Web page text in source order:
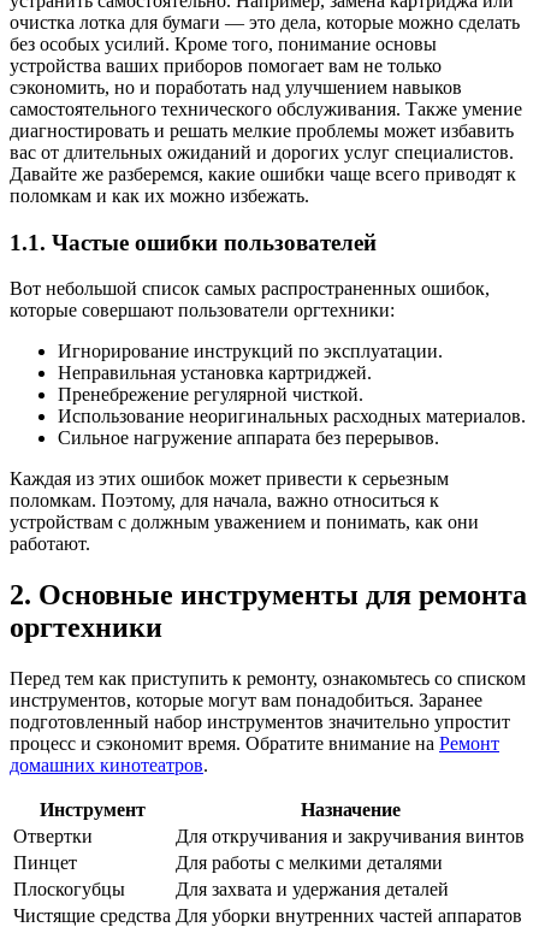
очистка лотка для бумаги — это дела, которые можно сделать
без особых усилий. Кроме того, понимание основы
устройства ваших приборов помогает вам не только
сэкономить, но и поработать над улучшением навыков
самостоятельного технического обслуживания. Также умение
диагностировать и решать мелкие проблемы может избавить
вас от длительных ожиданий и дорогих услуг специалистов.
Давайте же разберемся, какие ошибки чаще всего приводят к
поломкам и как их можно избежать.
1.1. Частые ошибки пользователей
Вот небольшой список самых распространенных ошибок,
которые совершают пользователи оргтехники:
Игнорирование инструкций по эксплуатации.
Неправильная установка картриджей.
Пренебрежение регулярной чисткой.
Использование неоригинальных расходных материалов.
Сильное нагружение аппарата без перерывов.
Каждая из этих ошибок может привести к серьезным
поломкам. Поэтому, для начала, важно относиться к
устройствам с должным уважением и понимать, как они
работают.
2. Основные инструменты для ремонта
оргтехники
Перед тем как приступить к ремонту, ознакомьтесь со списком
инструментов, которые могут вам понадобиться. Заранее
подготовленный набор инструментов значительно упростит
процесс и сэкономит время. Обратите внимание на Ремонт
домашних кинотеатров.
Инструмент
Назначение
Отвертки
Для откручивания и закручивания винтов
Пинцет
Для работы с мелкими деталями
Плоскогубцы
Для захвата и удержания деталей
Чистящие средства Для уборки внутренних частей аппаратов